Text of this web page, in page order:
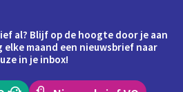
al? Blijf op de hoogte door je aan
maand een nieuwsbrief naar
in je inbox!